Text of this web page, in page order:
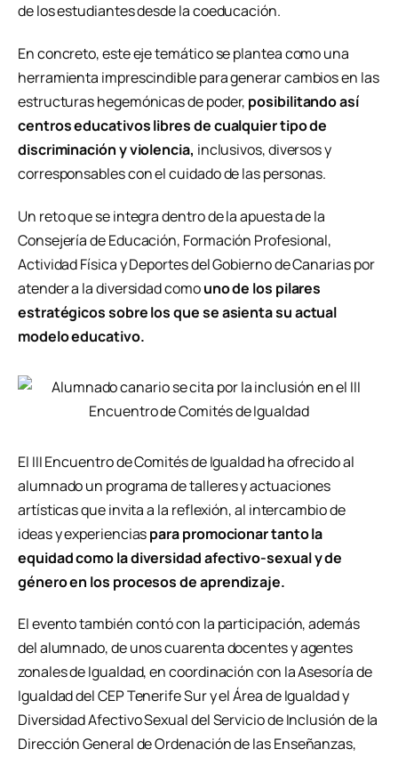
de los estudiantes desde la coeducación.
En concreto, este eje temático se plantea como una
herramienta imprescindible para generar cambios en las
estructuras hegemónicas de poder, posibilitando así
centros educativos libres de cualquier tipo de
discriminación y violencia, inclusivos, diversos y
corresponsables con el cuidado de las personas.
Un reto que se integra dentro de la apuesta de la
Consejería de Educación, Formación Profesional,
Actividad Física y Deportes del Gobierno de Canarias por
atender a la diversidad comouno de los pilares
estratégicos sobre los que se asienta su actual
modelo educativo.
El III Encuentro de Comités de Igualdad ha ofrecido al
alumnado un programa de talleres y actuaciones
artísticas que invita a la reflexión, al intercambio de
ideas y experienciaspara promocionar tanto la
equidad como la diversidad afectivo-sexual y de
género en los procesos de aprendizaje.
El evento también contó con la participación, además
del alumnado, de unos cuarenta docentes y agentes
zonales de Igualdad, en coordinación con la Asesoría de
Igualdad del CEP Tenerife Sur y el Área de Igualdad y
Diversidad Afectivo Sexual del Servicio de Inclusión de la
Dirección General de Ordenación de las Enseñanzas,